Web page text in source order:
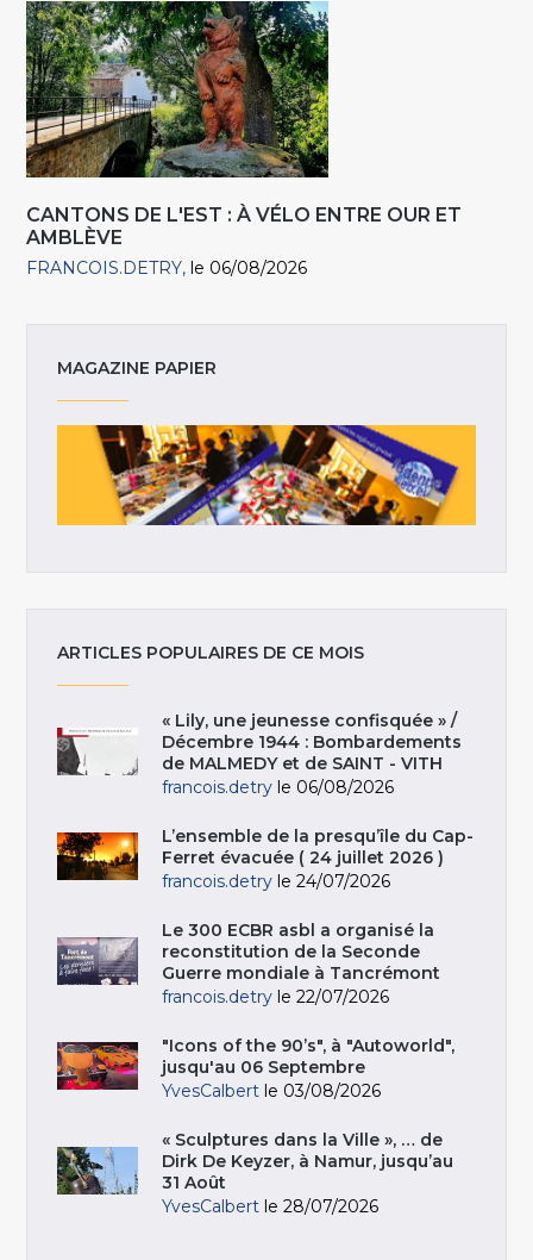
CANTONS DE L'EST : À VÉLO ENTRE OUR ET
AMBLÈVE
FRANCOIS.DETRY le 06/08/2026
MAGAZINE PAPIER
ARTICLES POPULAIRES DE CE MOIS
« Lily, une jeunesse confisquée » /
Décembre 1944 : Bombardements
de MALMEDY et de SAINT - VITH
francois.detry le 06/08/2026
L’ensemble de la presqu’île du Cap-
Ferret évacuée ( 24 juillet 2026 )
francois.detry le 24/07/2026
Le 300 ECBR asbl a organisé la
reconstitution de la Seconde
Guerre mondiale à Tancrémont
francois.detry le 22/07/2026
"Icons of the 90’s", à "Autoworld",
jusqu'au 06 Septembre
YvesCalbert le 03/08/2026
« Sculptures dans la Ville », … de
Dirk De Keyzer, à Namur, jusqu’au
31 Août
YvesCalbert le 28/07/2026